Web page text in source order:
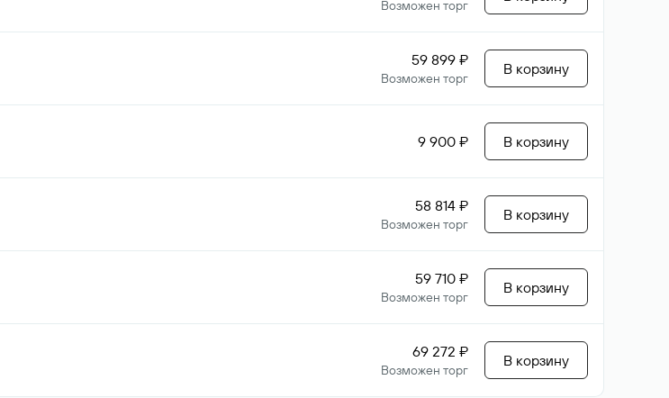
Возможен торг
59 899 ₽
Возможен торг
В корзину
9 900 ₽ В корзину
58 814 ₽
Возможен торг
В корзину
59 710 ₽
Возможен торг
В корзину
69 272 ₽
Возможен торг
В корзину